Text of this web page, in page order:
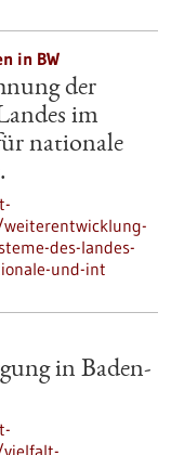
in BW
der
im
nationale
des-landes-
und-int
in Baden-